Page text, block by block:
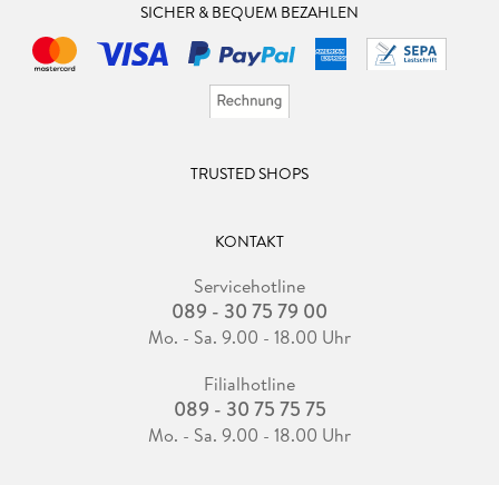
SICHER & BEQUEM BEZAHLEN
TRUSTED SHOPS
KONTAKT
Servicehotline
089 - 30 75 79 00
Mo. - Sa. 9.00 - 18.00 Uhr
Filialhotline
089 - 30 75 75 75
Mo. - Sa. 9.00 - 18.00 Uhr